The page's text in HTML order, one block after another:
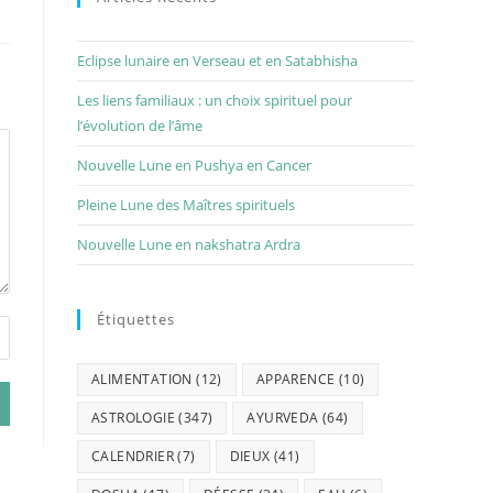
Eclipse lunaire en Verseau et en Satabhisha
Les liens familiaux : un choix spirituel pour
l’évolution de l’âme
Nouvelle Lune en Pushya en Cancer
Pleine Lune des Maîtres spirituels
Nouvelle Lune en nakshatra Ardra
Étiquettes
ALIMENTATION (12) APPARENCE (10)
ASTROLOGIE (347) AYURVEDA (64)
CALENDRIER(7) DIEUX (41)